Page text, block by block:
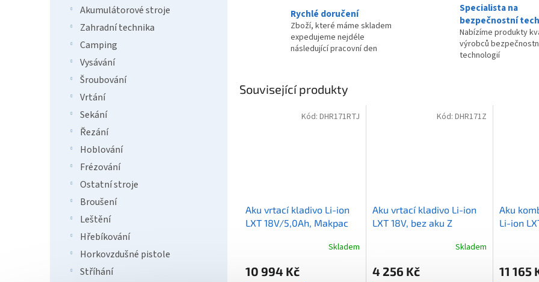
Akumulátorové stroje
Zahradní technika
Camping
Vysávání
Šroubování
Vrtání
Sekání
Řezání
Hoblování
Frézování
Ostatní stroje
Broušení
Leštění
Hřebíkování
Horkovzdušné pistole
Stříhání
Rychlé doručení
Zboží, které máme skladem
expedujeme nejdéle
následující pracovní den
Specialista na
bezpečnostní
Nabízíme produkty
výrobců
technologií
Související produkty
Aku vrtací kladivo Li-ion
LXT 18V/5,0Ah, Makpac
Skladem
10 994 Kč
Kód: DHR171RTJ
Aku vrtací kladivo Li-ion
LXT 18V, bez aku Z
Skladem
4 256 Kč
Kód: DHR171Z
Aku
Li-ion
11 165